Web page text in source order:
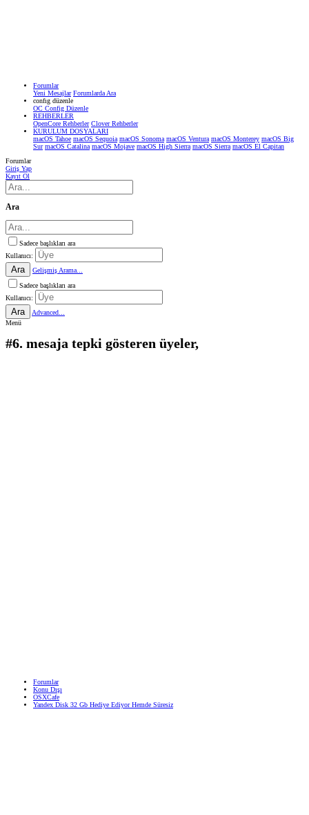
Forumlar
Yeni Mesajlar Forumlarda Ara
confıg düzenle
OC Config Düzenle
REHBERLER
OpenCore Rehberler Clover Rehberler
KURULUM DOSYALARI
macOS Tahoe macOS Sequoia macOS Sonoma macOS Ventura macOS Monterey macOS Big
Sur macOS Catalina macOS Mojave macOS High Sierra macOS Sierra macOS El Capitan
Forumlar
Giriş Yap
Kayıt Ol
Ara
Sadece başlıkları ara
Kullanıcı:
Ara
Gelişmiş Arama...
Sadece başlıkları ara
Kullanıcı:
Ara
Advanced...
Menü
#6. mesaja tepki gösteren üyeler,
Forumlar
Konu Dışı
OSXCafe
Yandex Disk 32 Gb Hediye Ediyor Hemde Süresiz